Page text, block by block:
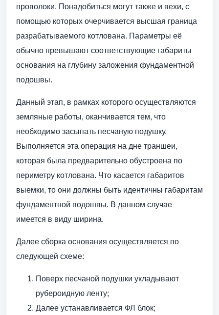
проволоки. Понадобиться могут также и вехи, с
помощью которых очерчивается высшая граница
разрабатываемого котлована. Параметры её
обычно превышают соответствующие габариты
основания на глубину заложения фундаментной
подошвы.
Данный этап, в рамках которого осуществляются
земляные работы, оканчивается тем, что
необходимо засыпать песчаную подушку.
Выполняется эта операция на дне траншеи,
которая была предварительно обустроена по
периметру котлована. Что касается габаритов
выемки, то они должны быть идентичны габаритам
фундаментной подошвы. В данном случае
имеется в виду ширина.
Далее сборка основания осуществляется по
следующей схеме:
Поверх песчаной подушки укладывают
рубероидную ленту;
Далее устанавливается ФЛ блок;